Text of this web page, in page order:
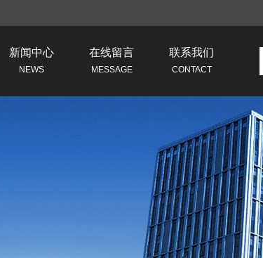
新闻中心
NEWS
在线留言
MESSAGE
联系我们
CONTACT